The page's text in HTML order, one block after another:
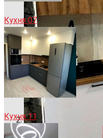
Кухня 07
Кухня 11